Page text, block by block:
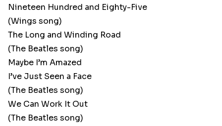
Nineteen Hundred and Eighty-Five
(Wings song)
The Long and Winding Road
(The Beatles song)
Maybe I’m Amazed
I’ve Just Seen a Face
(The Beatles song)
We Can Work It Out
(The Beatles song)